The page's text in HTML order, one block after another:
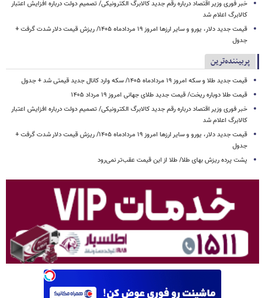
خبر فوری وزیر اقتصاد درباره رقم جدید کالابرگ الکترونیکی/ تصمیم دولت درباره افزایش اعتبار
کالابرگ اعلام شد
قیمت جدید دلار، یورو و سایر ارزها امروز ۱۹ مردادماه ۱۴۰۵/ ریزش قیمت دلار شدت گرفت +
جدول
پربیننده‌ترین
قیمت جدید طلا و سکه امروز ۱۹ مردادماه ۱۴۰۵/ سکه وارد کانال جدید قیمتی شد + جدول
قیمت طلا دوباره ریخت/ قیمت جدید طلای جهانی امروز ۱۹ مرداد ۱۴۰۵
خبر فوری وزیر اقتصاد درباره رقم جدید کالابرگ الکترونیکی/ تصمیم دولت درباره افزایش اعتبار
کالابرگ اعلام شد
قیمت جدید دلار، یورو و سایر ارزها امروز ۱۹ مردادماه ۱۴۰۵/ ریزش قیمت دلار شدت گرفت +
جدول
پشت پرده ریزش بهای طلا/ طلا از این قیمت عقب‌تر نمی‌رود